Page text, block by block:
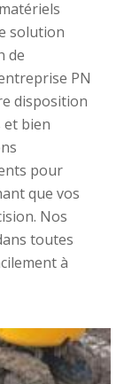
solution
de
PN
disposition
et bien
pour
que vos
Nos
toutes
à